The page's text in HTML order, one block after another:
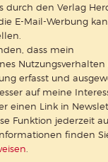
Impressum
durch den Verlag
E-Mail-Werbung
dass mein
erfasst und
auf meine
einen Link in
Funktion jederzeit
finden